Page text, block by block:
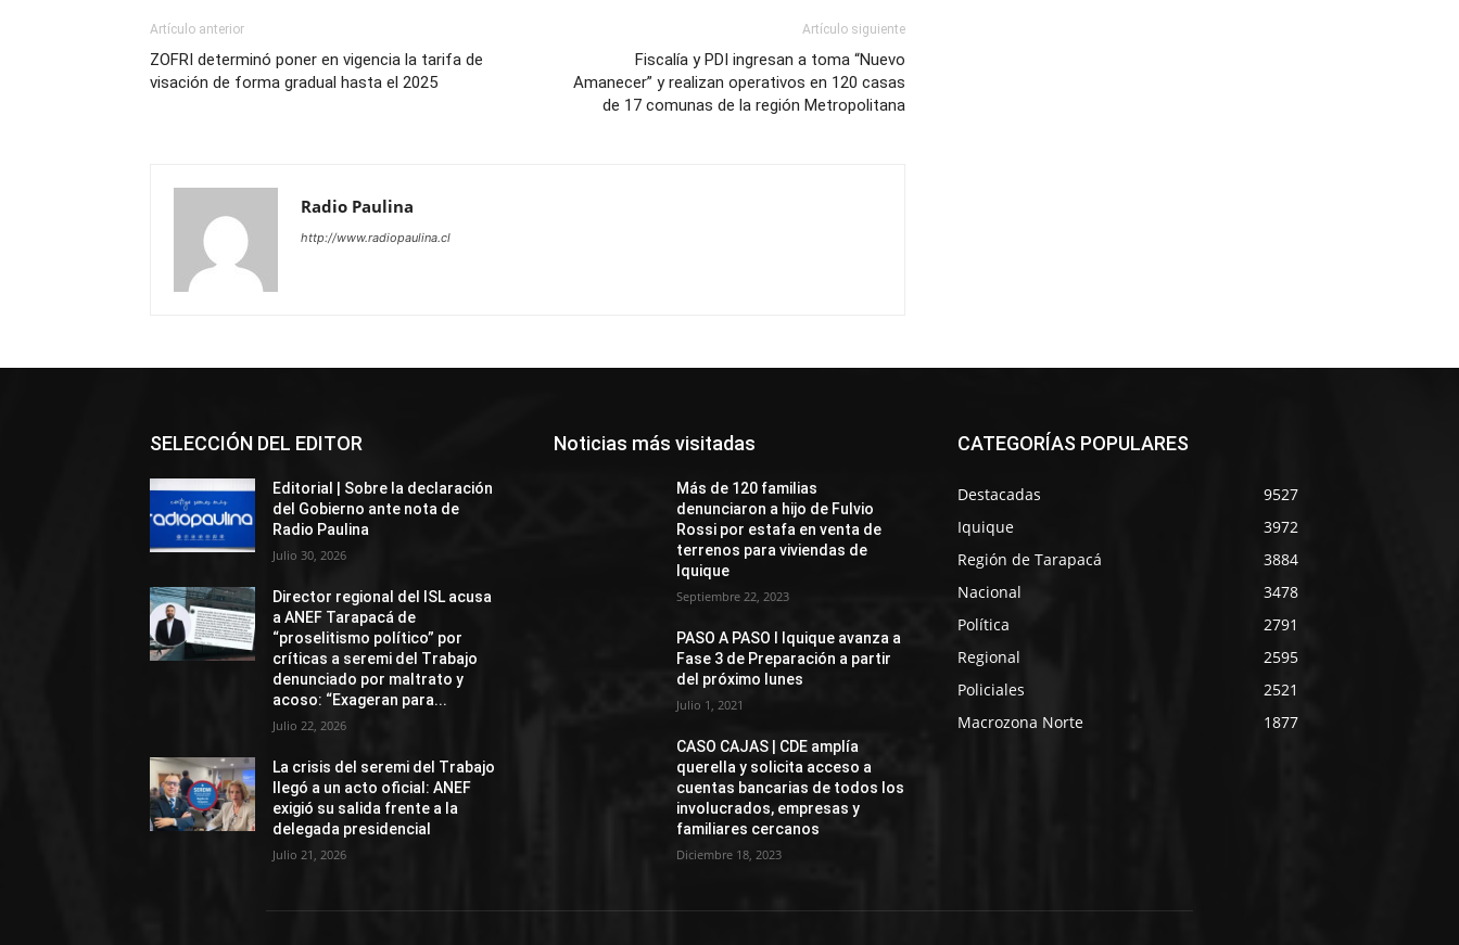
Artículo anterior
ZOFRI determinó poner en vigencia la tarifa de
visación de forma gradual hasta el 2025
Artículo siguiente
Fiscalía y PDI ingresan a toma “Nuevo
Amanecer” y realizan operativos en 120 casas
de 17 comunas de la región Metropolitana
Radio Paulina
http://www.radiopaulina.cl
SELECCIÓN DEL EDITOR
Editorial | Sobre la declaración
del Gobierno ante nota de
Radio Paulina
Julio 30, 2026
Director regional del ISL acusa
a ANEF Tarapacá de
“proselitismo político” por
críticas a seremi del Trabajo
denunciado por maltrato y
acoso: “Exageran para...
Julio 22, 2026
La crisis del seremi del Trabajo
llegó a un acto oficial: ANEF
exigió su salida frente a la
delegada presidencial
Julio 21, 2026
Noticias más visitadas
Más de 120 familias
denunciaron a hijo de Fulvio
Rossi por estafa en venta de
terrenos para viviendas de
Iquique
Septiembre 22, 2023
PASO A PASO I Iquique avanza a
Fase 3 de Preparación a partir
del próximo lunes
Julio 1, 2021
CASO CAJAS | CDE amplía
querella y solicita acceso a
cuentas bancarias de todos los
involucrados, empresas y
familiares cercanos
Diciembre 18, 2023
CATEGORÍAS POPULARES
Destacadas
9527
Iquique
3972
Región de Tarapacá
3884
Nacional
3478
Política
2791
Regional
2595
Policiales
2521
Macrozona Norte
1877